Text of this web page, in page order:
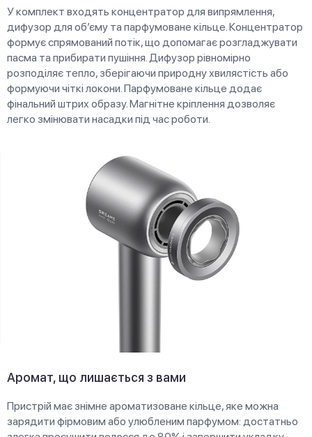
У комплект входять концентратор для випрямлення,
дифузор для об’єму та парфумоване кільце. Концентратор
формує спрямований потік, що допомагає розгладжувати
пасма та прибирати пушіння. Дифузор рівномірно
розподіляє тепло, зберігаючи природну хвилястість або
формуючи чіткі локони. Парфумоване кільце додає
фінальний штрих образу. Магнітне кріплення дозволяє
легко змінювати насадки під час роботи.
Аромат, що лишається з вами
Пристрій має знімне ароматизоване кільце, яке можна
зарядити фірмовим або улюбленим парфумом: достатньо